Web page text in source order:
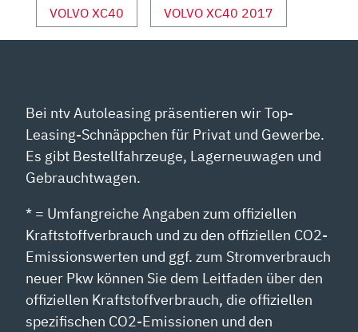
ANZEIGEN
VOLVO XC40 VOLVO XC40 2017
Bei ntv Autoleasing präsentieren wir Top-
Leasing-Schnäppchen für Privat und Gewerbe.
Es gibt Bestellfahrzeuge, Lagerneuwagen und
Gebrauchtwagen.
* = Umfangreiche Angaben zum offiziellen
Kraftstoffverbrauch und zu den offiziellen CO2-
Emissionswerten und ggf. zum Stromverbrauch
neuer Pkw können Sie dem Leitfaden über den
offiziellen Kraftstoffverbrauch, die offiziellen
spezifischen CO2-Emissionen und den